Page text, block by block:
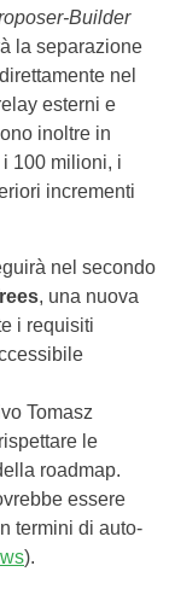
Builder
la separazione
nel
esterni e
inoltre in
i 100 milioni, i
incrementi
nel secondo
, una nuova
i requisiti
Tomasz
le
roadmap.
essere
termini di auto-
).